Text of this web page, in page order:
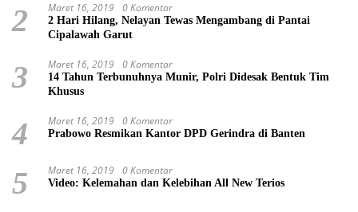
2 Maret 16, 2019 0 Komentar
2 Hari Hilang, Nelayan Tewas Mengambang di Pantai
Cipalawah Garut
3 Maret 16, 2019 0 Komentar
14 Tahun Terbunuhnya Munir, Polri Didesak Bentuk Tim
Khusus
4 Maret 16, 2019 0 Komentar
Prabowo Resmikan Kantor DPD Gerindra di Banten
5 Maret 16, 2019 0 Komentar
Video: Kelemahan dan Kelebihan All New Terios